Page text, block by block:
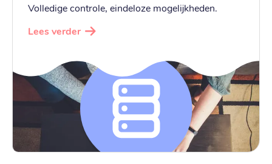
Volledige controle, eindeloze mogelijkheden.
Lees verder